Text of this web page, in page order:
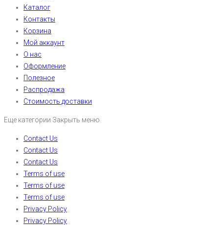
Каталог
Контакты
Корзина
Мой аккаунт
О нас
Оформление
Полезное
Распродажа
Стоимость доставки
Еще категории Закрыть меню
Contact Us
Contact Us
Contact Us
Terms of use
Terms of use
Terms of use
Privacy Policy
Privacy Policy